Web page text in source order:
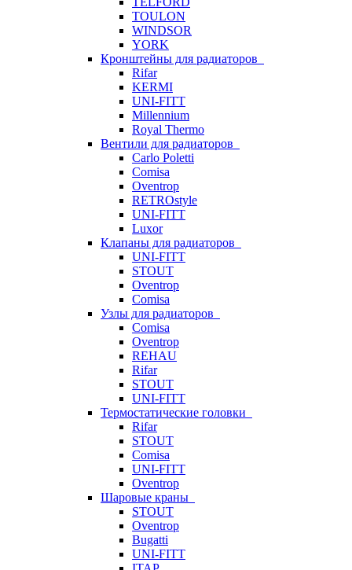
TOULON
WINDSOR
YORK
Кронштейны для радиаторов
Rifar
KERMI
UNI-FITT
Millennium
Royal Thermo
Вентили для радиаторов
Carlo Poletti
Comisa
Oventrop
RETROstyle
UNI-FITT
Luxor
Клапаны для радиаторов
UNI-FITT
STOUT
Oventrop
Comisa
Узлы для радиаторов
Comisa
Oventrop
REHAU
Rifar
STOUT
UNI-FITT
Термостатические головки
Rifar
STOUT
Comisa
UNI-FITT
Oventrop
Шаровые краны
STOUT
Oventrop
Bugatti
UNI-FITT